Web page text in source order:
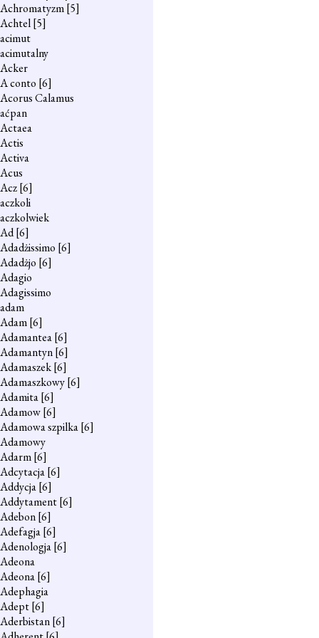
Achromatyzm[5]
Achtel[5]
acimut
acimutalny
Acker
A conto [6]
Acorus Calamus
aćpan
Actaea
Actis
Activa
Acus
Acz[6]
aczkoli
aczkolwiek
Ad[6]
Adadżissimo [6]
Adadżjo [6]
Adagio
Adagissimo
adam
Adam[6]
Adamantea[6]
Adamantyn[6]
Adamaszek[6]
Adamaszkowy[6]
Adamita[6]
Adamow[6]
Adamowa szpilka[6]
Adamowy
Adarm[6]
Adcytacja[6]
Addycja[6]
Addytament[6]
Adebon[6]
Adefagja[6]
Adenologja[6]
Adeona
Adeona[6]
Adephagia
Adept[6]
Aderbistan[6]